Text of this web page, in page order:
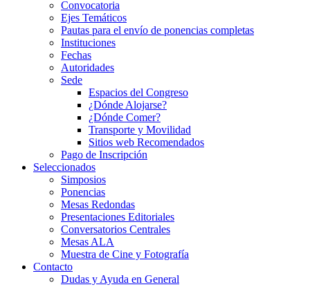
Convocatoria
Ejes Temáticos
Pautas para el envío de ponencias completas
Instituciones
Fechas
Autoridades
Sede
Espacios del Congreso
¿Dónde Alojarse?
¿Dónde Comer?
Transporte y Movilidad
Sitios web Recomendados
Pago de Inscripción
Seleccionados
Simposios
Ponencias
Mesas Redondas
Presentaciones Editoriales
Conversatorios Centrales
Mesas ALA
Muestra de Cine y Fotografía
Contacto
Dudas y Ayuda en General